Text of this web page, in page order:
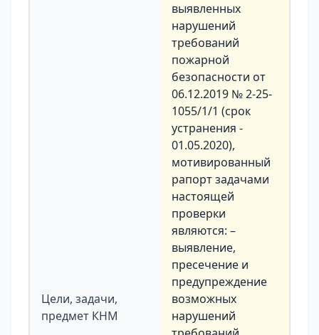
Цели, задачи,
предмет КНМ
выявленных
нарушений
требований
пожарной
безопасности от
06.12.2019 № 2-25-
1055/1/1 (срок
устранения -
01.05.2020),
мотивированный
рапорт задачами
настоящей
проверки
являются: –
выявление,
пресечение и
предупреждение
возможных
нарушений